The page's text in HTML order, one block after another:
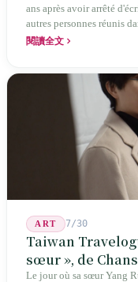
ans après avoir arrêté
autres personnes réunis
transformaient cette
jusqu'aux manuels
閱讀全文
ART 7/30
Taiwan
sœur », de
Le jour où sa sœur Yang